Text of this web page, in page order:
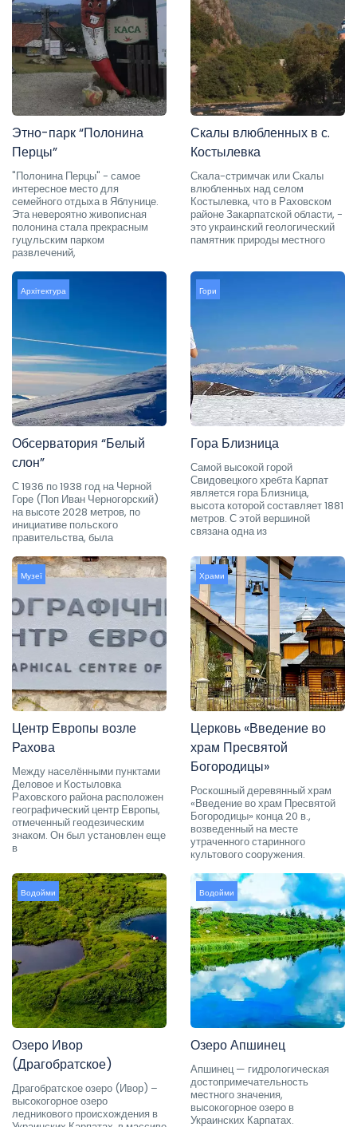
Этно-парк “Полонина
Перцы”
"Полонина Перцы" - самое
интересное место для
семейного отдыха в Яблунице.
Эта невероятно живописная
полонина стала прекрасным
гуцульским парком
развлечений,
Скалы влюбленных в с.
Костылевка
Скала-стримчак или Скалы
влюбленных над селом
Костылевка, что в Раховском
районе Закарпатской области, -
это украинский геологический
памятник природы местного
Архітектура
Обсерватория “Белый
слон”
С 1936 по 1938 год на Черной
Горе (Поп Иван Черногорский)
на высоте 2028 метров, по
инициативе польского
правительства, была
Гори
Гора Близница
Самой высокой горой
Свидовецкого хребта Карпат
является гора Близница,
высота которой составляет 1881
метров. С этой вершиной
связана одна из
Музеї
Центр Европы возле
Рахова
Между населёнными пунктами
Деловое и Костыловка
Раховского района расположен
географический центр Европы,
отмеченный геодезическим
знаком. Он был установлен еще
в
Храми
Церковь «Введение во
храм Пресвятой
Богородицы»
Роскошный деревянный храм
«Введение во храм Пресвятой
Богородицы» конца 20 в.,
возведенный на месте
утраченного старинного
культового сооружения.
Водойми
Озеро Ивор
(Драгобратское)
Драгобратское озеро (Ивор) –
высокогорное озеро
ледникового происхождения в
Водойми
Озеро Апшинец
Апшинец — гидрологическая
достопримечательность
местного значения,
высокогорное озеро в
Украинских Карпатах.